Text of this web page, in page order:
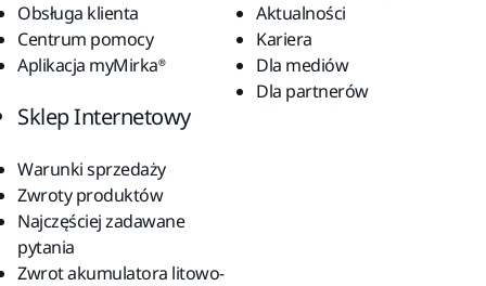
Obsługa klienta
Centrum pomocy
Aplikacja myMirka®
Aktualności
Kariera
Dla mediów
Dla partnerów
Sklep Internetowy
Warunki sprzedaży
Zwroty produktów
Najczęściej zadawane
pytania
Zwrot akumulatora litowo-